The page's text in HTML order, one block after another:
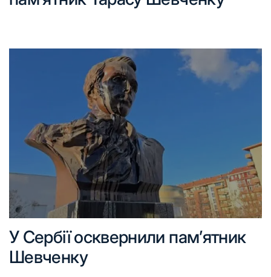
У Сербії осквернили пам’ятник
Шевченку